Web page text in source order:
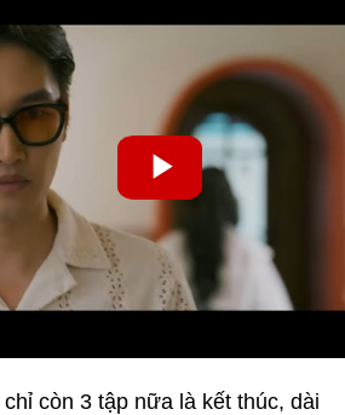
chỉ còn 3 tập nữa là kết thúc, dài